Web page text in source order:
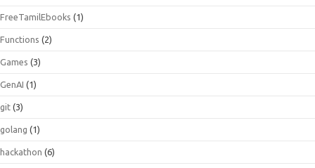
FreeTamilEbooks (1)
Functions (2)
Games (3)
GenAI (1)
git (3)
golang (1)
hackathon (6)